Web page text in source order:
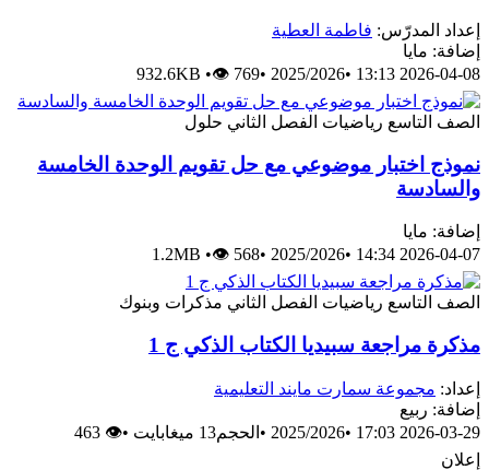
إعداد المدرّس: فاطمة العطية
إضافة: مايا
2026-04-08 13:13
•
2025/2026
•
932.6KB •👁 769
الصف التاسع رياضيات الفصل الثاني حلول
نموذج اختبار موضوعي مع حل تقويم الوحدة الخامسة
والسادسة
إضافة: مايا
2026-04-07 14:34
•
2025/2026
•
1.2MB •👁 568
الصف التاسع رياضيات الفصل الثاني مذكرات وبنوك
مذكرة مراجعة سبيديا الكتاب الذكي ج 1
إعداد: مجموعة سمارت مايند التعليمية
إضافة: ربيع
2026-03-29 17:03
•
2025/2026
•الحجم13 ميغابايت •
👁 463
إعلان